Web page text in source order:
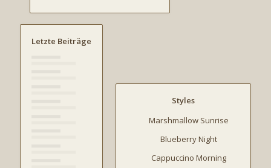
Letzte Beiträge
Styles
Marshmallow Sunrise
Blueberry Night
Cappuccino Morning